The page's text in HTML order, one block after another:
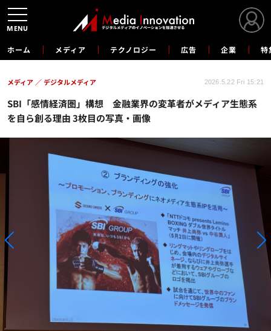
ホーム メディア テクノロジー 広告 企業 特
SBI「感情経済圏」構想 金融業界の変革者がメディア生態系
を自ら創る理由 3枚目の写真・画像
メディア デジタルメディア 2026.5.22 Fri 15:21
MENU